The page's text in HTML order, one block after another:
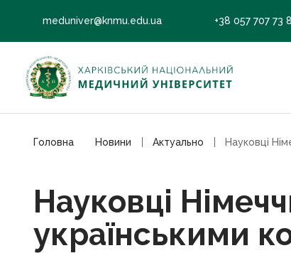
meduniver@knmu.edu.ua +38 057 707 73
Головна Новини Актуально
Науковці
українськими